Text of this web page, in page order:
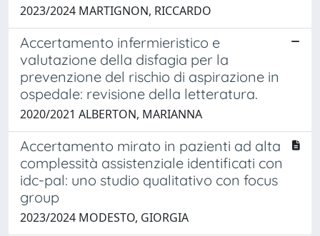
2023/2024 MARTIGNON, RICCARDO
Accertamento infermieristico e
valutazione della disfagia per la
prevenzione del rischio di aspirazione in
ospedale: revisione della letteratura.
2020/2021 ALBERTON, MARIANNA
Accertamento mirato in pazienti ad alta
complessità assistenziale identificati con
idc-pal: uno studio qualitativo con focus
group
2023/2024 MODESTO, GIORGIA